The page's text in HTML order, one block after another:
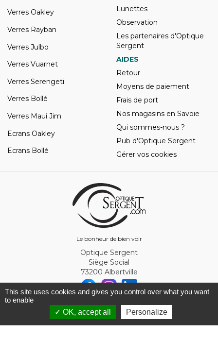
Le bonheur de bien voir
Verres Oakley
Verres Rayban
Verres Julbo
Verres Vuarnet
Verres Serengeti
Verres Bollé
Verres Maui Jim
Ecrans Oakley
Ecrans Bollé
Lunettes
Observation
Les partenaires d'Optique
Sergent
AIDES
Retour
Moyens de paiement
Frais de port
Nos magasins en Savoie
Qui sommes-nous ?
Pub d'Optique Sergent
Gérer vos cookies
Optique Sergent
Siège Social
73200 Albertville
© Optique Sergent 2026 - SIRET 32993919300010
This site uses cookies and gives you control over what you want
to enable
✓ OK, accept all
Personalize